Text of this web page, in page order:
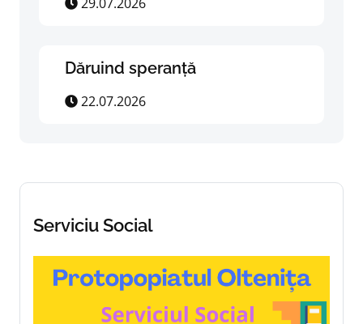
Dăruind speranță
22.07.2026
Serviciu Social